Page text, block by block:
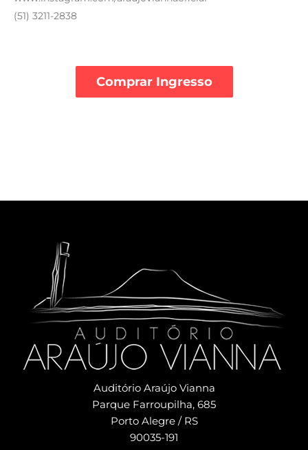
(51) 3211-2838
Comprar Ingresso
Auditório Araújo Vianna
Parque Farroupilha, 685
Porto Alegre / RS
90035-191